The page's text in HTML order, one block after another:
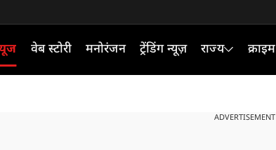
वेब स्टोरी मनोरंजन ट्रेंडिंग न्यूज़ राज्य क्राइम
ADVERTISEMENT